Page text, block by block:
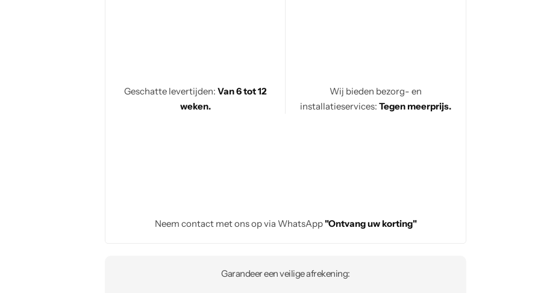
Geschatte levertijden: Van 6 tot 12
weken.
Wij bieden bezorg- en
installatieservices: Tegen meerprijs.
Neem contact met ons op via WhatsApp"Ontvang uw korting"
Garandeer een veilige afrekening: